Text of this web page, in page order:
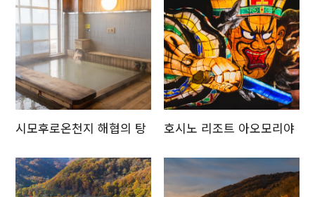
시모후로온천지 해협의 탕 호시노 리조트 아오모리야